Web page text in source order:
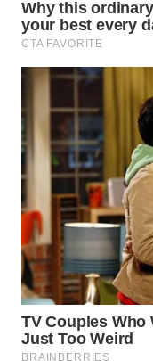
WN
PAKPAK
KARAWANG
WN
BEKASI
WN
BOGOR
WN
DEPOK
WN